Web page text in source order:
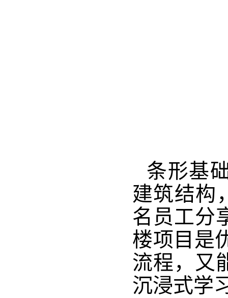
条形基
建筑结构
名员工分
楼项目是
流程，又
沉浸式学